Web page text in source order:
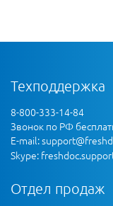
Техподдержка
8-800-333-14-84
Звонок по РФ
E-mail:
Skype:
Отдел продаж